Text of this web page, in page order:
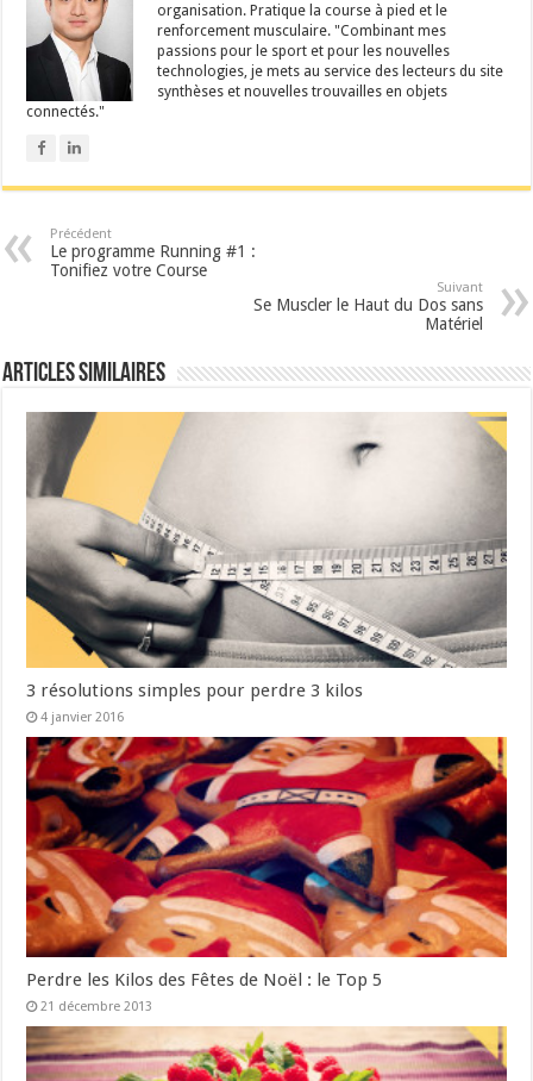
organisation. Pratique la course à pied et le
renforcement musculaire. "Combinant mes
passions pour le sport et pour les nouvelles
technologies, je mets au service des lecteurs du site
synthèses et nouvelles trouvailles en objets
connectés."
Précédent
Le programme Running #1 :
Tonifiez votre Course
Suivant
Se Muscler le Haut du Dos sans
Matériel
Articles similaires
3 résolutions simples pour perdre 3 kilos
4 janvier 2016
Perdre les Kilos des Fêtes de Noël : le Top 5
21 décembre 2013